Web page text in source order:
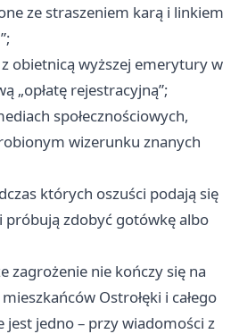
ze straszeniem karą i linkiem
obietnicą wyższej emerytury w
„opłatę rejestracyjną”;
społecznościowych,
wizerunku znanych
których oszuści podają się
próbują zdobyć gotówkę albo
zagrożenie nie kończy się na
Ostrołęki i całego
jest jedno – przy wiadomości z